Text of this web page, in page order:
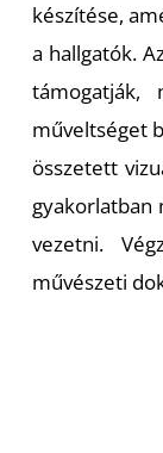
készítése,
a hallgatók.
támogatják,
műveltséget
összetett
gyakorlatban
vezetni.
művészeti